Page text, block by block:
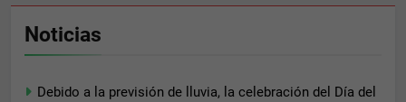
Noticias
Debido a la previsión de lluvia, la celebración del Día del